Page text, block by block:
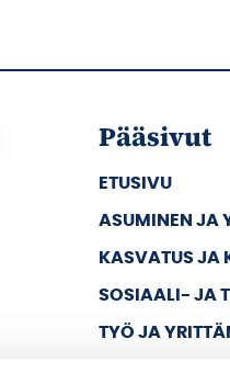
Pääsivut
ETUSIVU
ASUMINEN JA
KASVATUS JA
SOSIAALI- JA
TYÖ JA